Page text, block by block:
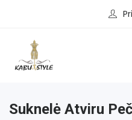
Suknelė Atviru